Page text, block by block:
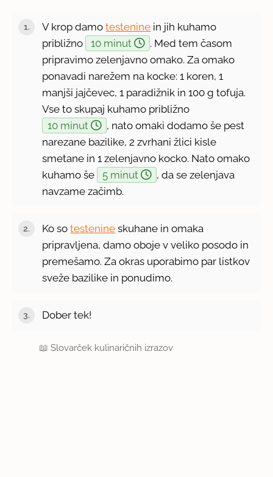
V krop damotestenine in jih kuhamo
približno
10 minut
. Med tem časom
pripravimo zelenjavno omako. Za omako
ponavadi narežem na kocke: 1 koren, 1
manjši jajčevec, 1 paradižnik in 100 g tofuja.
Vse to skupaj kuhamo približno
10 minut
, nato omaki dodamo še pest
narezane bazilike, 2 zvrhani žlici kisle
smetane in 1 zelenjavno kocko. Nato omako
kuhamo še
5 minut
, da se zelenjava
navzame začimb.
Ko sotestenine skuhane in omaka
pripravljena, damo oboje v veliko posodo in
premešamo. Za okras uporabimo par listkov
sveže bazilike in ponudimo.
Dober tek!
📖Slovarček kulinaričnih izrazov